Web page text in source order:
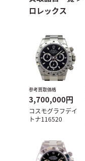
ロレックス
参考買取価格
3,700,000円
コスモグラフデイ
トナ116520